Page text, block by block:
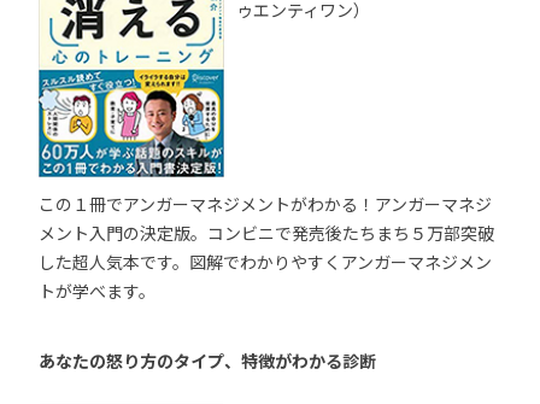
ゥエンティワン）
この１冊でアンガーマネジメントがわかる！アンガーマネジ
メント入門の決定版。コンビニで発売後たちまち５万部突破
した超人気本です。図解でわかりやすくアンガーマネジメン
トが学べます。
あなたの怒り方のタイプ、特徴がわかる診断